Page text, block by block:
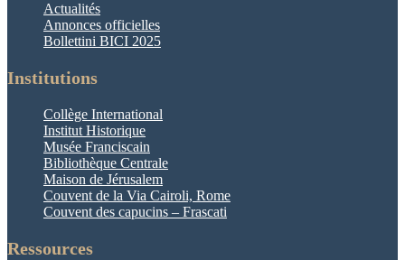
Actualités
Annonces officielles
Bollettini BICI 2025
Institutions
Collège International
Institut Historique
Musée Franciscain
Bibliothèque Centrale
Maison de Jérusalem
Couvent de la Via Cairoli, Rome
Couvent des capucins – Frascati
Ressources